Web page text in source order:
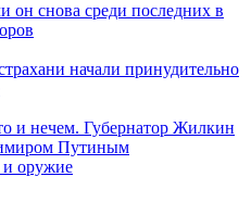
он снова среди последних в
начали принудительно
и нечем. Губернатор Жилкин
Путиным
оружие